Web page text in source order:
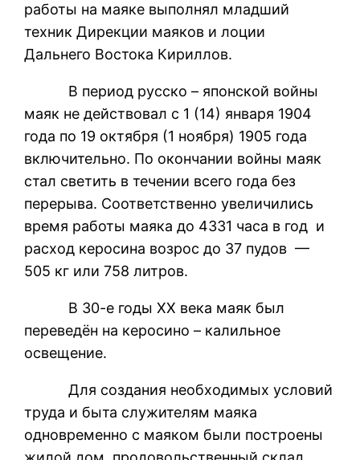
работы на маяке выполнял младший
техник Дирекции маяков и лоции
Дальнего Востока Кириллов.
В период русско – японской войны
маяк не действовал с 1 (14) января 1904
года по 19 октября (1 ноября) 1905 года
включительно. По окончании войны маяк
стал светить в течении всего года без
перерыва. Соответственно увеличились
время работы маяка до 4331 часа в год и
расход керосина возрос до 37 пудов —
505 кг или 758 литров.
В 30-е годы XX века маяк был
переведён на керосино – калильное
освещение.
Для создания необходимых условий
труда и быта служителям маяка
одновременно с маяком были построены